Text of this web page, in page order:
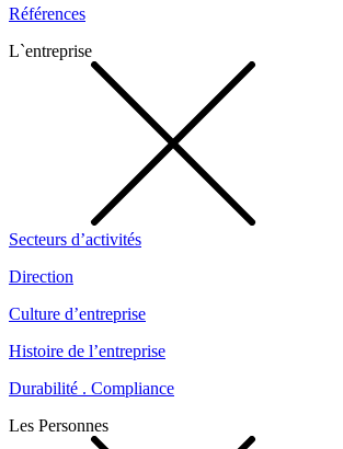
Références
L`entreprise
Secteurs d’activités
Direction
Culture d’entreprise
Histoire de l’entreprise
Durabilité . Compliance
Les Personnes